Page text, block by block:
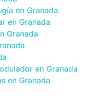
en Granada
en Granada
Granada
en Granada
en Granada